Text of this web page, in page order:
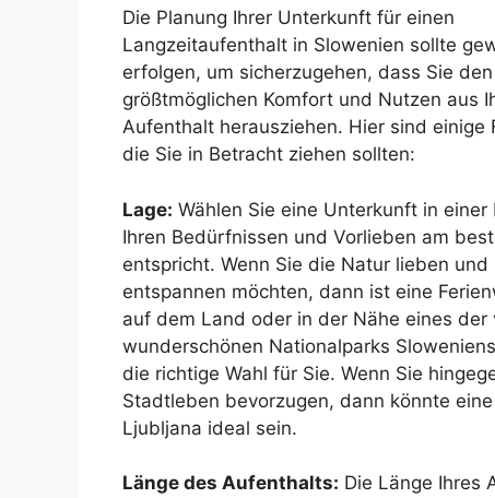
Die Planung Ihrer Unterkunft für einen
Langzeitaufenthalt in Slowenien sollte
erfolgen, um sicherzugehen, dass Sie den
größtmöglichen Komfort und Nutzen aus
Aufenthalt herausziehen. Hier sind einige
die Sie in Betracht ziehen sollten:
Lage: Wählen Sie eine Unterkunft in einer
Ihren Bedürfnissen und Vorlieben am
entspricht. Wenn Sie die Natur lieben und
entspannen möchten, dann ist eine
auf dem Land oder in der Nähe eines der
wunderschönen Nationalparks
die richtige Wahl für Sie. Wenn Sie
Stadtleben bevorzugen, dann könnte
Ljubljana ideal sein.
Länge des Aufenthalts: Die Länge Ihres